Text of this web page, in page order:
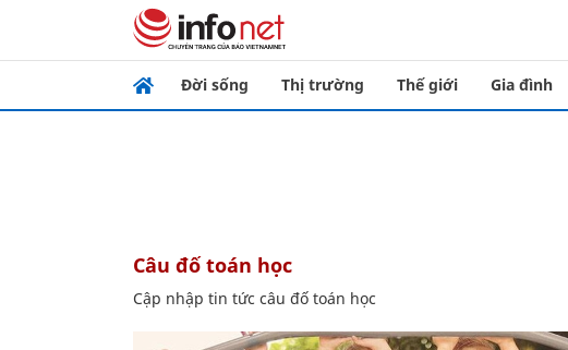
Đời sống Thị trường Thế giới Gia đình
câu đố toán học
Cập nhập tin tức câu đố toán học